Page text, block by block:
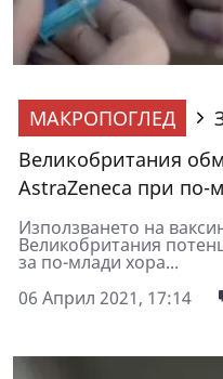
МАКРОПОГЛЕД
Великобритания
AstraZeneca при по-
Използването на
Великобритания
за по-млади хора...
06 Април 2021, 17:14